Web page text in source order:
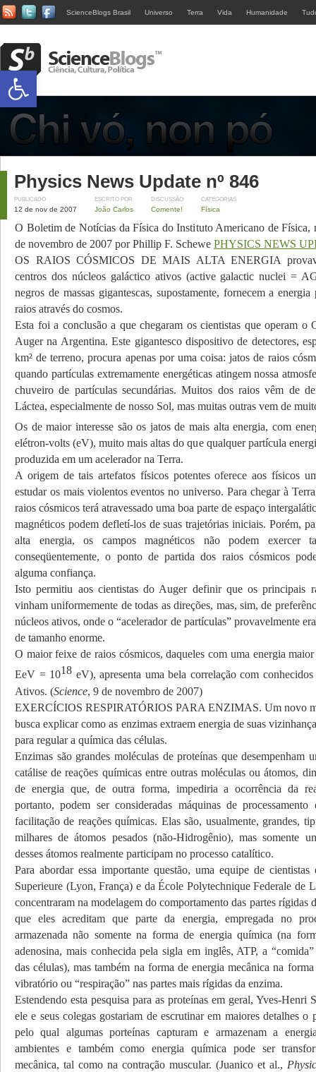
ScienceBlogs Brasil Universo Terra Vida Humanidade
Physics News Update nº 846
PUBLICADO
12 de nov de 2007
ESCRITO POR
João Carlos
DISCUSSÃO
Comente!
CATEGORIAS
Física
O Boletim de Notícias da Física do Instituto Americano de Física,
de novembro de 2007 por Phillip F. Schewe PHYSICS NEWS
OS RAIOS CÓSMICOS DE MAIS ALTA ENERGIA
centros dos núcleos galáctico ativos (active galactic nuclei =
negros de massas gigantescas, supostamente, fornecem a energia
raios através do cosmos.
Esta foi a conclusão a que chegaram os cientistas que operam o
Auger na Argentina. Este gigantesco dispositivo de detectores,
km² de terreno, procura apenas por uma coisa: jatos de raios
quando partículas extremamente energéticas atingem nossa
chuveiro de partículas secundárias. Muitos dos raios vêm de
Láctea, especialmente de nosso Sol, mas muitas outras vem de
Os de maior interesse são os jatos de mais alta energia, com
elétron-volts (eV), muito mais altas do que qualquer partícula
produzida em um acelerador na Terra.
A origem de tais artefatos físicos potentes oferece aos físicos
estudar os mais violentos eventos no universo. Para chegar à
raios cósmicos terá atravessado uma boa parte de espaço
magnéticos podem defletí-los de suas trajetórias iniciais. Porém,
alta energia, os campos magnéticos não podem exercer
conseqüentemente, o ponto de partida dos raios cósmicos
alguma confiança.
Isto permitiu aos cientistas do Auger definir que os principais
vinham uniformemente de todas as direções, mas, sim, de
núcleos ativos, onde o “acelerador de partículas” provavelmente
de tamanho enorme.
O maior feixe de raios cósmicos, daqueles com uma energia
EeV = 1018 eV), apresenta uma bela correlação com
Ativos. (Science, 9 de novembro de 2007)
EXERCÍCIOS RESPIRATÓRIOS PARA ENZIMAS. Um novo
busca explicar como as enzimas extraem energia de suas
para regular a química das células.
Enzimas são grandes moléculas de proteínas que desempenham
catálise de reações químicas entre outras moléculas ou átomos,
de energia que, de outra forma, impediria a ocorrência da
portanto, podem ser consideradas máquinas de
facilitação de reações químicas. Elas são, usualmente, grandes,
milhares de átomos pesados (não-Hidrogênio), mas somente
desses átomos realmente participam no processo catalítico.
Para abordar essa importante questão, uma equipe de
Superieure (Lyon, França) e da École Polytechnique Federale de
concentraram na modelagem do comportamento das partes rígidas
que eles acreditam que parte da energia, empregada no
armazenada não somente na forma de energia química (na
adenosina, mais conhecida pela sigla em inglês, ATP, a
das células), mas também na forma de energia mecânica na
vibratório ou “respiração” nas partes mais rígidas da enzima.
Estendendo esta pesquisa para as proteínas em geral, Yves-Henri
ele e seus colegas gostariam de escrutinar em maiores detalhes o
pelo qual algumas porteínas capturam e armazenam a
ambientes e também como energia química pode ser
mecânica, tal como na contração muscular. (Juanico et al.,
Abrir a barra de ferramentas